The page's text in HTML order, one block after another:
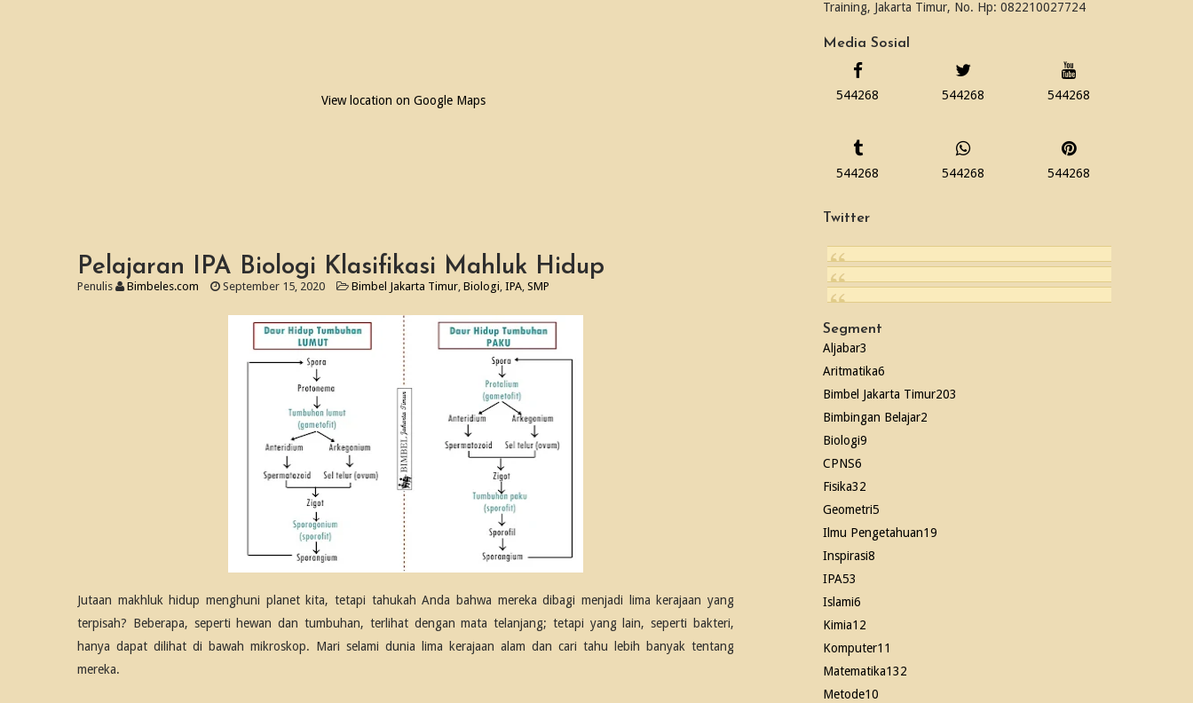
View location on Google Maps
Pelajaran IPA Biologi Klasifikasi Mahluk Hidup
Penulis Bimbeles.com September 15, 2020 Bimbel Jakarta Timur, Biologi, IPA, SMP
Jutaan makhluk hidup menghuni planet kita, tetapi tahukah Anda bahwa mereka dibagi menjadi lima kerajaan yang
terpisah? Beberapa, seperti hewan dan tumbuhan, terlihat dengan mata telanjang; tetapi yang lain, seperti bakteri,
hanya dapat dilihat di bawah mikroskop. Mari selami dunia lima kerajaan alam dan cari tahu lebih banyak tentang
mereka.
Training, Jakarta Timur, No. Hp: 082210027724
Media Sosial
544268 544268 544268
544268 544268 544268
Twitter
Segment
Aljabar3
Aritmatika6
Bimbel Jakarta Timur203
Bimbingan Belajar2
Biologi9
CPNS6
Fisika32
Geometri5
Ilmu Pengetahuan19
Inspirasi8
IPA53
Islami6
Kimia12
Komputer11
Matematika132
Metode10